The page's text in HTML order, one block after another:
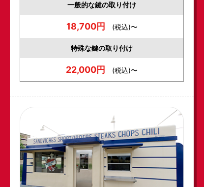
一般的な鍵の取り付け
18,700円 (税込)〜
特殊な鍵の取り付け
22,000円 (税込)〜